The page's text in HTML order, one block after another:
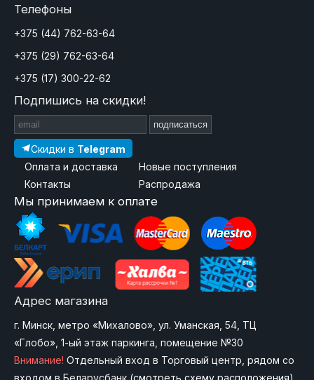
Телефоны
+375 (44) 762-63-64
+375 (29) 762-63-64
+375 (17) 300-22-62
Подпишись на скидки!
подписаться
Скидки в Telegram
Оплата и доставка
Контакты
Новые поступления
Распродажа
Мы принимаем к оплате
Адрес магазина
г. Минск, метро «Михалово», ул. Уманская, 54, ТЦ
«Глобо», 1-ый этаж паркинга, помещение №30
Внимание! Отдельный вход в Торговый центр, рядом со
входом в Беларусбанк (смотреть схему расположения)